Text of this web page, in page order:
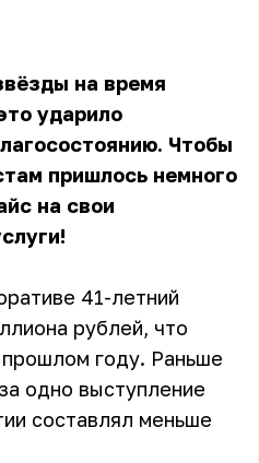
на время
ударило
Чтобы
пришлось немного
на свои
41-летний
рублей, что
году. Раньше
одно выступление
составлял меньше